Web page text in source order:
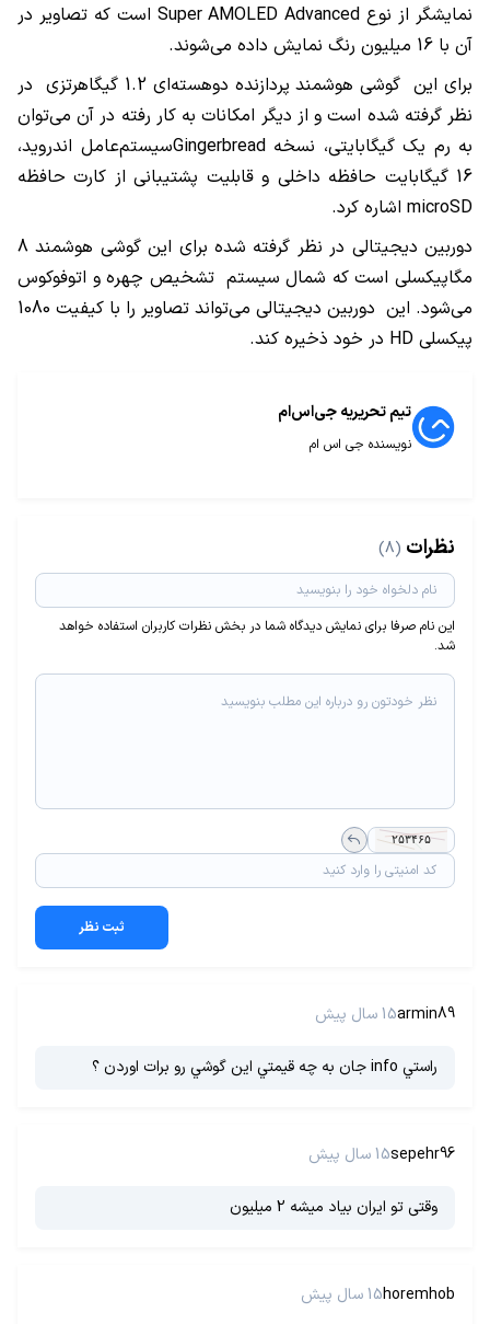
نمایشگر از نوع Super AMOLED Advanced است که تصاویر در
آن با 16 میلیون رنگ نمایش داده می‌شوند.
برای این گوشی هوشمند پردازنده دوهسته‌ای 1.2 گیگاهرتزی در
نظر گرفته شده است و از دیگر امکانات به کار رفته در آن می‌توان
به رم یک گیگابایتی، نسخه Gingerbreadسیستم‌عامل اندروید،
16 گیگابایت حافظه داخلی و قابلیت پشتیبانی از کارت حافظه
microSD اشاره کرد.
دوربین دیجیتالی در نظر گرفته شده برای این گوشی هوشمند 8
مگاپیکسلی است که شمال سیستم تشخیص چهره و اتوفوکوس
می‌شود. این دوربین دیجیتالی می‌تواند تصاویر را با کیفیت 1080
پیکسلی HD در خود ذخیره کند.
تیم تحریریه جی‌اس‌ام
نویسنده جی اس ام
نظرات (8)
این نام صرفا برای نمایش دیدگاه شما در بخش نظرات کاربران استفاده خواهد
شد.
ثبت نظر
armin8915 سال پیش
راستي info جان به چه قيمتي اين گوشي رو برات اوردن ؟
sepehr9615 سال پیش
وقتی تو ایران بیاد میشه 2 میلیون
horemhob15 سال پیش